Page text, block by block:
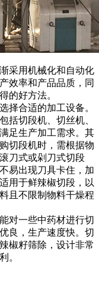
采用机械化和自动化
效率和产品品质，同
的好方法。
择合适的加工设备。
括切段机、切丝机、
足生产加工需求。其
切段机时，需根据物
刀式或剁刀式切段
易出现刀具卡住，加
用于鲜辣椒切段，以
且不限制物料干燥程
对一些中药材进行切
良，生产速度快。切
椒籽筛除，设计非常
。